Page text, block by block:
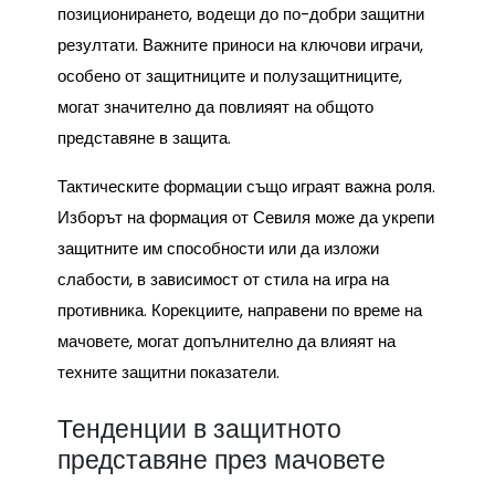
позиционирането, водещи до по-добри защитни
резултати. Важните приноси на ключови играчи,
особено от защитниците и полузащитниците,
могат значително да повлияят на общото
представяне в защита.
Тактическите формации също играят важна роля.
Изборът на формация от Севиля може да укрепи
защитните им способности или да изложи
слабости, в зависимост от стила на игра на
противника. Корекциите, направени по време на
мачовете, могат допълнително да влияят на
техните защитни показатели.
Тенденции в защитното
представяне през мачовете